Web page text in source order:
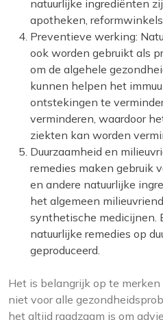
natuurlijke ingrediënten
apotheken,
Preventieve werking:
ook worden gebruikt als
om de algehele
kunnen helpen het
ontstekingen te
verminderen, waardoor
ziekten kan worden
Duurzaamheid en
remedies maken gebruik
en andere natuurlijke
het algemeen
synthetische medicijnen.
natuurlijke remedies op
geproduceerd.
Het is belangrijk op te
niet voor alle
het altijd raadzaam is om